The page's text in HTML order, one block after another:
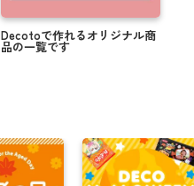
Decotoで作れるオリジナル商
品の一覧です